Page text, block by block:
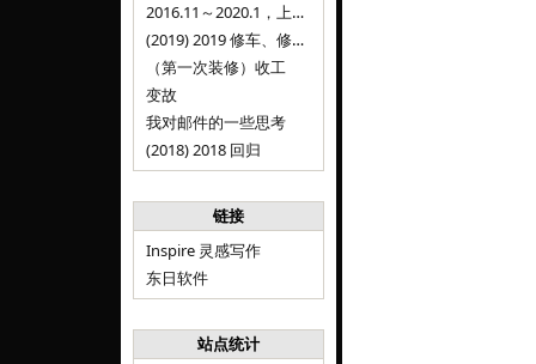
2016.11～2020.1，上海，Inspire
(2019) 2019 修车、修人、修房
（第一次装修）收工
变故
我对邮件的一些思考
(2018) 2018 回归
链接
Inspire 灵感写作
东日软件
站点统计